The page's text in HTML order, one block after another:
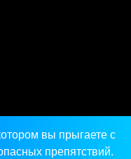
вы прыгаете с
препятствий.